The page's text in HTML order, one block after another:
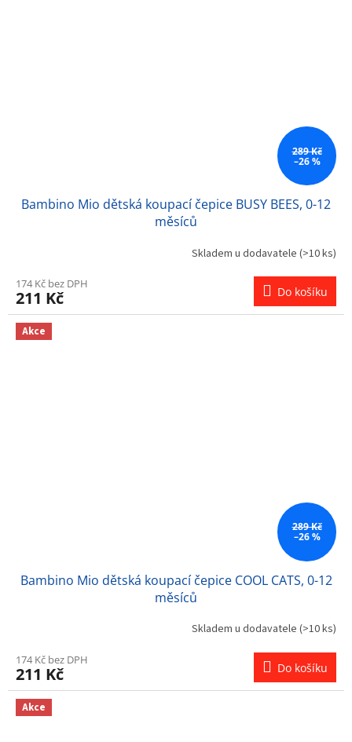
289 Kč
–26 %
Bambino Mio dětská koupací čepice BUSY BEES, 0-12
měsíců
Skladem u dodavatele (>10 ks)
174 Kč bez DPH
211 Kč Do košíku
Akce
289 Kč
–26 %
Bambino Mio dětská koupací čepice COOL CATS, 0-12
měsíců
Skladem u dodavatele (>10 ks)
174 Kč bez DPH
211 Kč Do košíku
Akce